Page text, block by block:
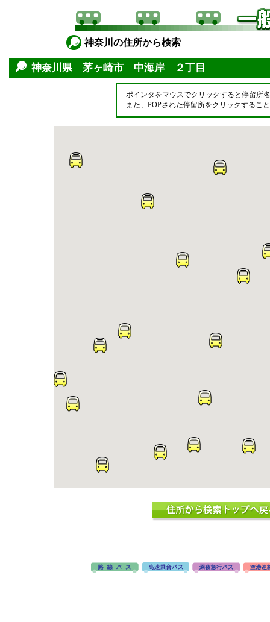
神奈川の住所から検索
神奈川県 茅ヶ崎市 中海岸 ２丁目
ポインタをマウスでクリックすると停留所
また、POPされた停留所をクリックするこ